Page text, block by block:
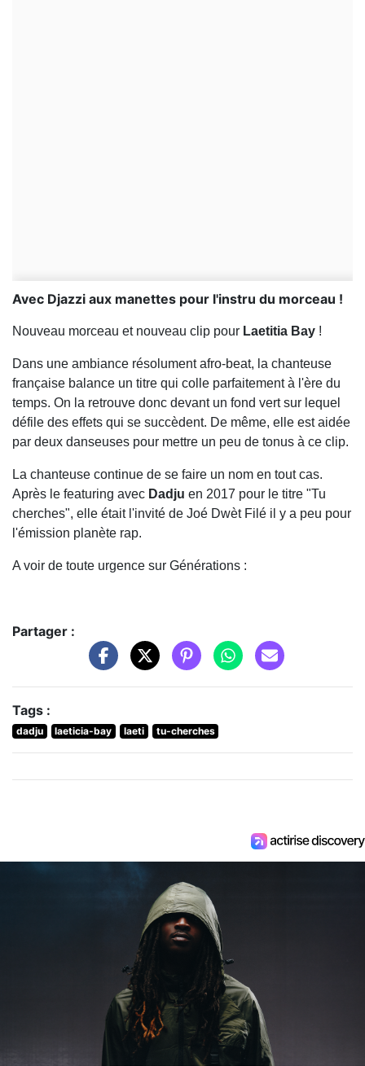
Avec Djazzi aux manettes pour l'instru du morceau !
Nouveau morceau et nouveau clip pour Laetitia Bay !
Dans une ambiance résolument afro-beat, la chanteuse
française balance un titre qui colle parfaitement à l'ère du
temps. On la retrouve donc devant un fond vert sur lequel
défile des effets qui se succèdent. De même, elle est aidée
par deux danseuses pour mettre un peu de tonus à ce clip.
La chanteuse continue de se faire un nom en tout cas.
Après le featuring avec Dadju en 2017 pour le titre "Tu
cherches", elle était l'invité de Joé Dwèt Filé il y a peu pour
l'émission planète rap.
A voir de toute urgence sur Générations :
Partager :
Tags :
dadju laeticia-bay laeti tu-cherches